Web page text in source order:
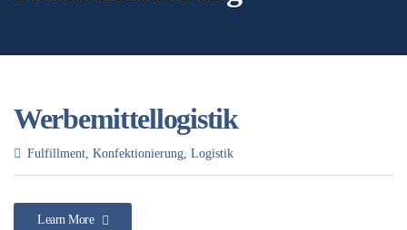
Werbemittellogistik
Fulfillment, Konfektionierung, Logistik
Learn More